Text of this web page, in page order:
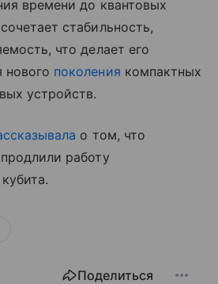
времени до квантовых
стабильность,
что делает его
нового поколения компактных
устройств.
о том, что
работу
Поделиться